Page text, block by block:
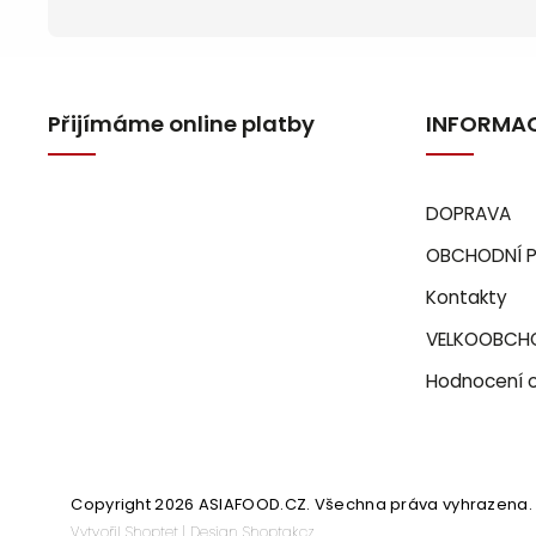
Přijímáme online platby
DOPRAVA
OBCHODNÍ
Kontakty
Hodnocení
Copyright 2026 ASIAFOOD.CZ. Všechna práva vyhrazena.